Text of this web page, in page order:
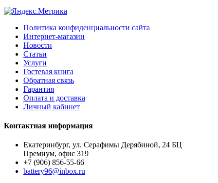
Политика конфиденциальности сайта
Интернет-магазин
Новости
Статьи
Услуги
Гостевая книга
Обратная связь
Гарантия
Оплата и доставка
Личный кабинет
Контактная информация
Екатеринбург, ул. Серафимы Дерябиной, 24 БЦ
Премиум, офис 319
+7 (906) 856-55-66
battery96@inbox.ru